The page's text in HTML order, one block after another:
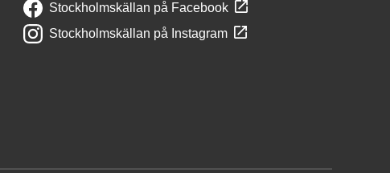
Stockholmskällan på Facebook
Stockholmskällan på Instagram